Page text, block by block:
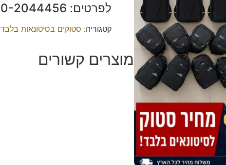
לפרטים: ‭050-2044456‬
קטגוריה: סטוקים בסיטונאות בלבד
מוצרים קשורים